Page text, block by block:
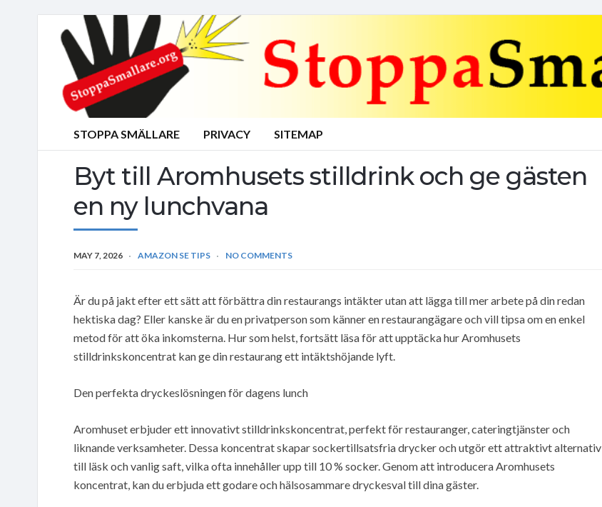
STOPPA SMÄLLARE PRIVACY SITEMAP
Byt till Aromhusets stilldrink och ge gästen
en ny lunchvana
MAY 7, 2026 AMAZON SE TIPS NO COMMENTS
Är du på jakt efter ett sätt att förbättra din restaurangs intäkter utan att lägga till mer arbete på din redan
hektiska dag? Eller kanske är du en privatperson som känner en restaurangägare och vill tipsa om en enkel
metod för att öka inkomsterna. Hur som helst, fortsätt läsa för att upptäcka hur Aromhusets
stilldrinkskoncentrat kan ge din restaurang ett intäktshöjande lyft.
Den perfekta dryckeslösningen för dagens lunch
Aromhuset erbjuder ett innovativt stilldrinkskoncentrat, perfekt för restauranger, cateringtjänster och
liknande verksamheter. Dessa koncentrat skapar sockertillsatsfria drycker och utgör ett attraktivt alternativ
till läsk och vanlig saft, vilka ofta innehåller upp till 10 % socker. Genom att introducera Aromhusets
koncentrat, kan du erbjuda ett godare och hälsosammare dryckesval till dina gäster.